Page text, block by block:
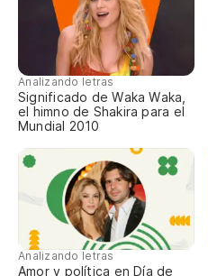
Analizando letras
Significado de Waka Waka,
el himno de Shakira para el
Mundial 2010
Analizando letras
Amor y política en Día de